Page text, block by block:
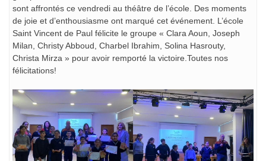
sont affrontés ce vendredi au théâtre de l’école. Des moments
de joie et d’enthousiasme ont marqué cet événement. L’école
Saint Vincent de Paul félicite le groupe « Clara Aoun, Joseph
Milan, Christy Abboud, Charbel Ibrahim, Solina Hasrouty,
Christa Mirza » pour avoir remporté la victoire.Toutes nos
félicitations!